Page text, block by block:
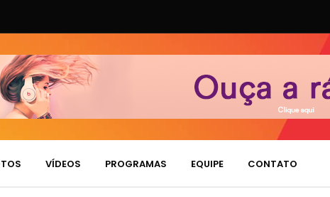
VÍDEOS PROGRAMAS EQUIPE CONTATO